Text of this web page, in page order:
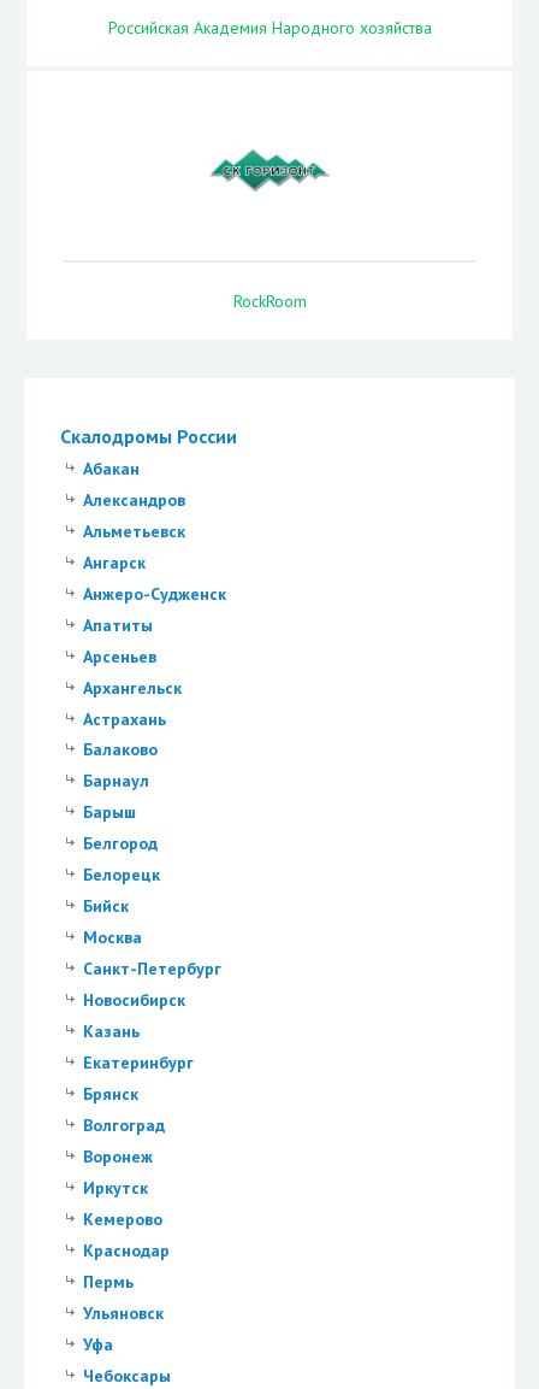
Скалодромы России
Абакан
Александров
Альметьевск
Ангарск
Анжеро-Судженск
Апатиты
Арсеньев
Архангельск
Астрахань
Балаково
Барнаул
Барыш
Белгород
Белорецк
Бийск
Москва
Санкт-Петербург
Новосибирск
Казань
Екатеринбург
Брянск
Волгоград
Воронеж
Иркутск
Кемерово
Краснодар
Пермь
Ульяновск
Уфа
Чебоксары
Российская Академия Народного хозяйства
RockRoom